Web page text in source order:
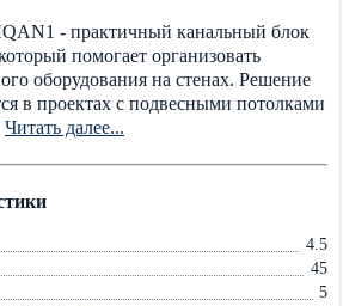
- практичный канальный блок
помогает организовать
оборудования на стенах. Решение
в проектах с подвесными потолками
Читать далее...
4.5
45
5